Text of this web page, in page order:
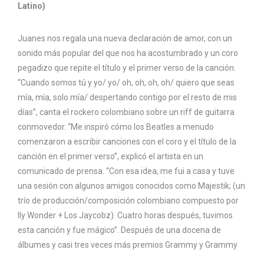
Latino)
Juanes nos regala una nueva declaración de amor, con un
sonido más popular del que nos ha acostumbrado y un coro
pegadizo que repite el título y el primer verso de la canción.
“Cuando somos tú y yo/ yo/ oh, oh, oh, oh/ quiero que seas
mía, mía, solo mía/ despertando contigo por el resto de mis
días”, canta el rockero colombiano sobre un riff de guitarra
conmovedor. “Me inspiró cómo los Beatles a menudo
comenzaron a escribir canciones con el coro y el título de la
canción en el primer verso”, explicó el artista en un
comunicado de prensa. “Con esa idea, me fui a casa y tuve
una sesión con algunos amigos conocidos como Majestik; (un
trío de producción/composición colombiano compuesto por
Ily Wonder + Los Jaycobz). Cuatro horas después, tuvimos
esta canción y fue mágico”. Después de una docena de
álbumes y casi tres veces más premios Grammy y Grammy